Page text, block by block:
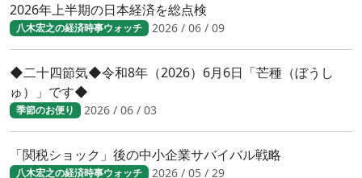
2026年上半期の日本経済を総点検
八木宏之の経済時事ウォッチ 2026 / 06 / 09
◆二十四節気◆令和8年（2026）6月6日「芒種（ぼうし
ゅ）」です◆
季節のお便り 2026 / 06 / 03
「関税ショック」後の中小企業サバイバル戦略
八木宏之の経済時事ウォッチ 2026 / 05 / 29